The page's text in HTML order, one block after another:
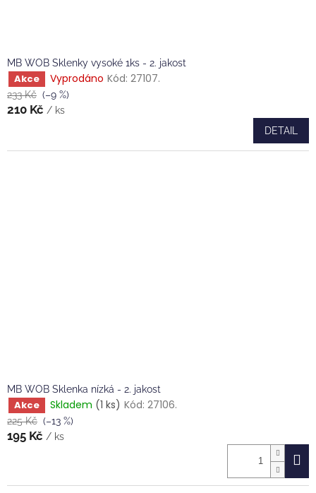
MB WOB Sklenky vysoké 1ks - 2. jakost
Akce Vyprodáno Kód: 27107.
233 Kč (–9 %)
210 Kč / ks
DETAIL
MB WOB Sklenka nízká - 2. jakost
Akce Skladem (1 ks) Kód: 27106.
225 Kč (–13 %)
195 Kč / ks